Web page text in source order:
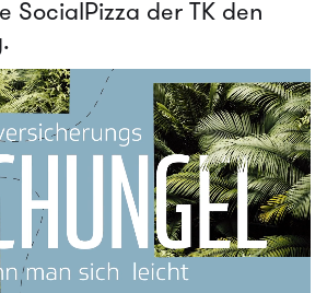
SocialPizza der TK den